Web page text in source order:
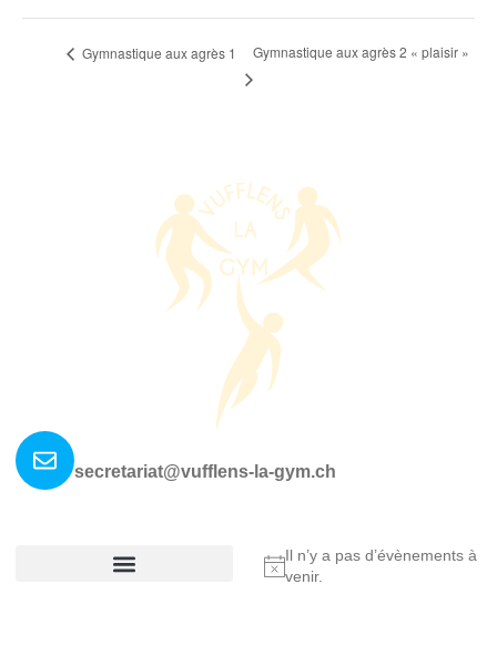
Gymnastique aux agrès 1 Gymnastique aux agrès 2 « plaisir »
secretariat@vufflens-la-gym.ch
Notice
Il n’y a pas d’évènements à
venir.